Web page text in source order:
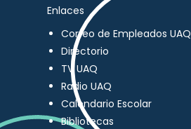
Enlaces
Correo de Empleados UAQ
Directorio
TV UAQ
Radio UAQ
Calendario Escolar
Bibliotecas